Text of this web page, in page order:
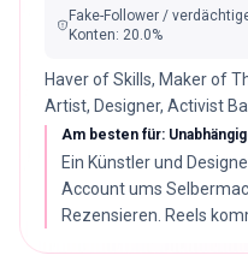
Fake-Follower /
Konten: 20.0%
Haver of Skills, Maker of
Artist, Designer, Activist
Am besten für:
Ein Künstler und
Account ums
Rezensieren. Reels